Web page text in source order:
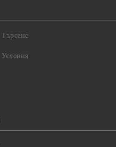
Търсене
Условия